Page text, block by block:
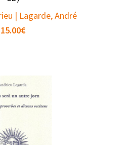
| Lagarde, André
15.00€